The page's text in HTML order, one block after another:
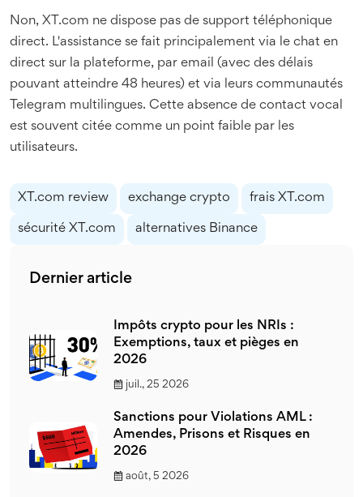
Non, XT.com ne dispose pas de support téléphonique
direct. L'assistance se fait principalement via le chat en
direct sur la plateforme, par email (avec des délais
pouvant atteindre 48 heures) et via leurs communautés
Telegram multilingues. Cette absence de contact vocal
est souvent citée comme un point faible par les
utilisateurs.
XT.com review exchange crypto frais XT.com
sécurité XT.com alternatives Binance
Dernier article
Impôts crypto pour les NRIs :
Exemptions, taux et pièges en
2026
juil., 25 2026
Sanctions pour Violations AML :
Amendes, Prisons et Risques en
2026
août, 5 2026